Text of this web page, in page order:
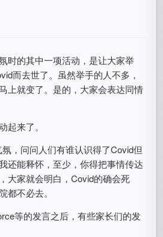
时的其中一项活动，是让大家举
而去世了。虽然举手的人不多，
上就变了。是的，大家会表达同情
起来了。
，问问人们有谁认识得了Covid但
还能释怀，至少，你得把事情传达
大家就会明白，Covid的确会死
都不必去。
等的发言之后，有些家长们的发